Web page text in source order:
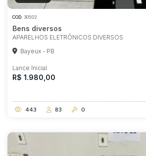
COD. 30502
Bens diversos
APARELHOS ELETRÔNICOS DIVERSOS
Bayeux - PB
Lance Inicial
R$ 1.980,00
443 83 0